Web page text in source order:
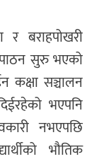
बराहपोखरी
सुरु भएको
कक्षा सञ्चालन
भएपनि
नभएपछि
भौतिक